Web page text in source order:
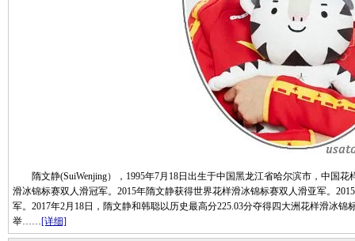
隋文静(SuiWenjing），1995年7月18日出生于中国黑龙江省哈尔滨市，中国花
滑冰锦标赛双人滑冠军。2015年隋文静获得世界花样滑冰锦标赛双人滑亚军。
军。2017年2月18日，隋文静和韩聪以历史最高分225.03分夺得四大洲花样滑冰锦
举……[详细]